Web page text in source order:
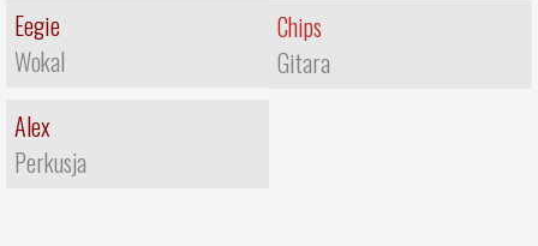
Eegie
Wokal
Alex
Perkusja
Chips
Gitara